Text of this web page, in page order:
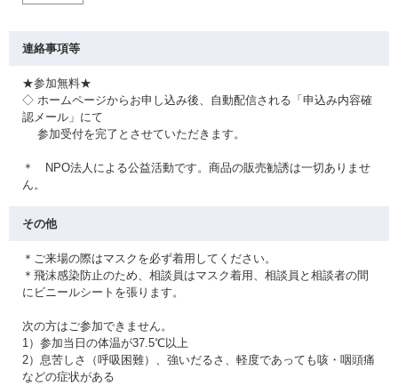
連絡事項等
★参加無料★
◇ ホームページからお申し込み後、自動配信される「申込み内容確
認メール」にて
参加受付を完了とさせていただきます。
＊ NPO法人による公益活動です。商品の販売勧誘は一切ありませ
ん。
その他
＊ご来場の際はマスクを必ず着用してください。
＊飛沫感染防止のため、相談員はマスク着用、相談員と相談者の間
にビニールシートを張ります。
次の方はご参加できません。
1）参加当日の体温が37.5℃以上
2）息苦しさ（呼吸困難）、強いだるさ、軽度であっても咳・咽頭痛
などの症状がある